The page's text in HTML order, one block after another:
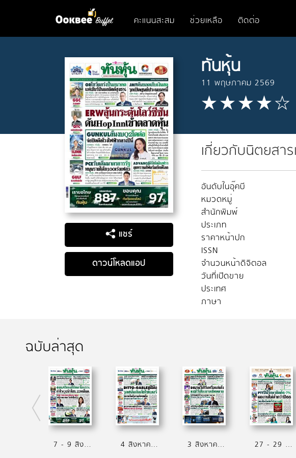
คะแนนสะสม ช่วยเหลือ ติดต่อ
แชร์
ดาวน์โหลดแอป
ทันหุ้น
11 พฤษภาคม 2569
เกี่ยวกับนิตยสาร
อันดับในอุ๊คบี
หมวดหมู่
สำนักพิมพ์
ประเภท
ราคาหน้าปก
ISSN
จำนวนหน้าดิจิตอล
วันที่เปิดขาย
ประเทศ
ภาษา
ฉบับล่าสุด
7 - 9 สิงหาคม 2569 4 สิงหาคม 2569 3 สิงหาคม 2569 27 - 29 กรกฎาคม 2569